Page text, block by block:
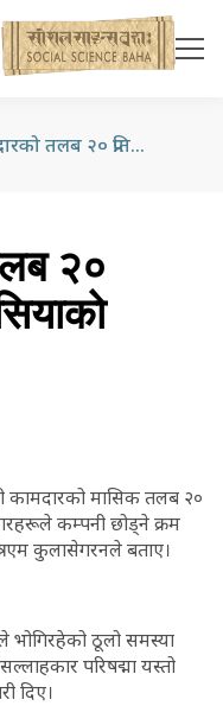
विदेशी कामदारको तलब २० प्रतिशत काट्ने मलेसियाको प्रस्ताव
२०
कामदारको मासिक तलब २०
कम्पनी छोड्ने क्रम
एम कुलासेगरनले बताए।
भोगिरहेको ठूलो समस्या
परिषद्मा यस्तो
दिए।